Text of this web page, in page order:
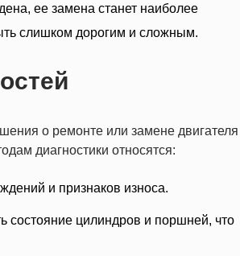
ее замена станет наиболее
слишком дорогим и сложным.
о ремонте или замене двигателя
диагностики относятся:
и признаков износа.
состояние цилиндров и поршней, что